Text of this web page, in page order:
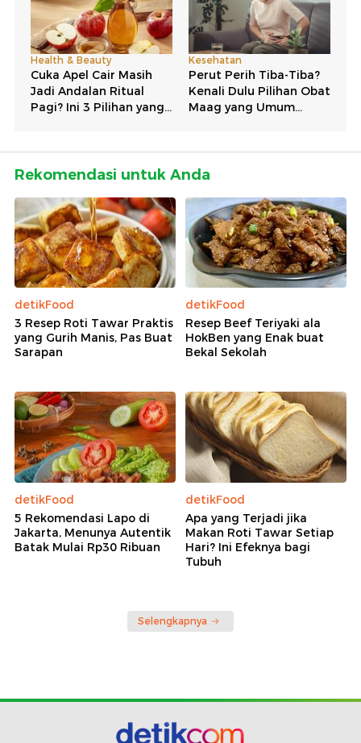
Rekomendasi untuk Anda
detikFood
3 Resep Roti Tawar Praktis
yang Gurih Manis, Pas Buat
Sarapan
detikFood
Resep Beef Teriyaki ala
HokBen yang Enak buat
Bekal Sekolah
detikFood
5 Rekomendasi Lapo di
Jakarta, Menunya Autentik
Batak Mulai Rp30 Ribuan
detikFood
Apa yang Terjadi jika
Makan Roti Tawar Setiap
Hari? Ini Efeknya bagi
Tubuh
Selengkapnya